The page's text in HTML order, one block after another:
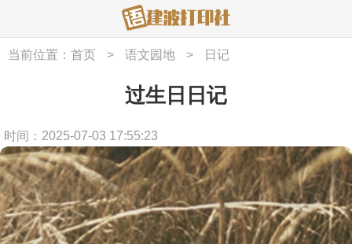
当前位置： 首页 > 语文园地 > 日记
过生日日记
时间：2025-07-03 17:55:23